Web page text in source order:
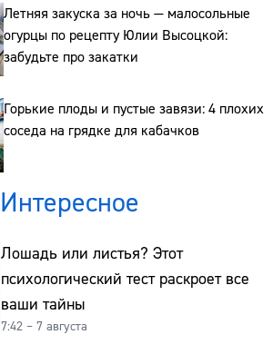
Летняя закуска за ночь — малосольные
огурцы по рецепту Юлии Высоцкой:
забудьте про закатки
Горькие плоды и пустые завязи: 4 плохих
соседа на грядке для кабачков
Интересное
Лошадь или листья? Этот
психологический тест раскроет все
ваши тайны
7:42 – 7 августа